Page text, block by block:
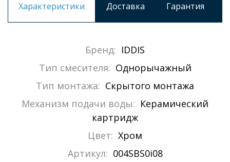
Характеристики Доставка Гарантия
Бренд: IDDIS
Тип смесителя: Однорычажный
Тип монтажа: Скрытого монтажа
Механизм подачи воды: Керамический
картридж
Цвет: Хром
Артикул: 004SBS0i08